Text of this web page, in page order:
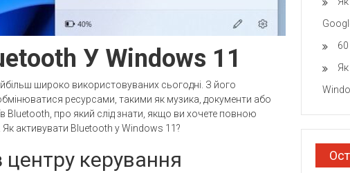
У Windows 11
широко використовуваних сьогодні. З його
ресурсами, такими як музика, документи або
Bluetooth, про який слід знати, якщо ви хочете повною
активувати Bluetooth у Windows 11?
керування